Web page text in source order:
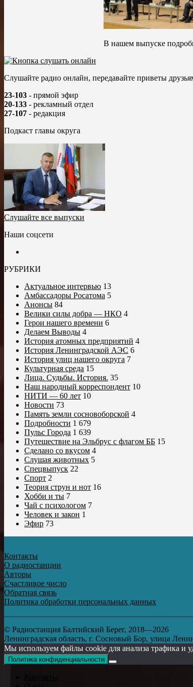
В нашем выпуске
Слушайте радио онлайн, передавайте приветы
23-103 - прямой эфир
20-133 - рекламный отдел
27-107 - редакция
Подкаст главы округа
Слушайте все выпуски
Наши соцсети
РУБРИКИ
Актуальное интервью 13
Амбассадоры Росатома 5
Анонсы 84
Велики силы добра — НКО 4
Герои нашего времени 6
Делаем Выводы 4
История атомных предприятий 4
История Ленинградской АЭС 6
История улиц нашего округа 7
Культурная среда 15
Лица. Судьбы. История. 35
Наш народный корреспондент 10
НИТИ — 60 лет 10
Новости 73
Память земли сосновоборской 4
Подробности 1 679
Пульс Города 1 639
Путешествие на Эльбрус с флагом ББ 15
Сделано со вкусом 4
Слушая животных 5
Спецвыпуск 22
Спорт 2
Теория струн и нот 16
Хобби и ты 7
Чай с психологом 7
Человек и закон 1
Эфир 73
Контакты
О радиостанции
Авторы
Счастливое число
Обратная связь
Политика обработки персональных данных
© Радиостанция Балтийский Берег, 2018—2026
Ленинградская область, г. Сосновый Бор, улица
Мы используем файлы cookie для анализа трафика и
Политика конфиденциальности